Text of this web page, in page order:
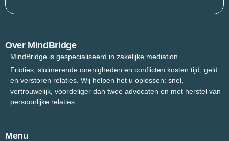
Over MindBridge
MindBridge is gespecialiseerd in zakelijke mediation.
Fricties, sluimerende onenigheden en conflicten kosten tijd, geld
en verstoren relaties. Wij helpen het u oplossen: snel,
vertrouwelijk, voordeliger dan twee advocaten en met herstel van
persoonlijke relaties.
Menu